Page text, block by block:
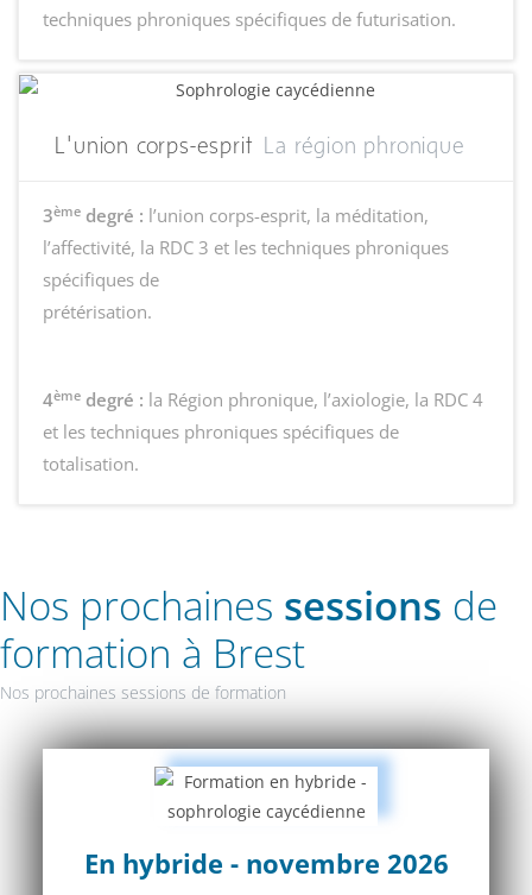
techniques phroniques spécifiques de futurisation.
L'union corps-esprit La région phronique
3ème degré : l’union corps-esprit, la méditation,
l’affectivité, la RDC 3 et les techniques phroniques
spécifiques de
prétérisation.
4ème degré : la Région phronique, l’axiologie, la RDC 4
et les techniques phroniques spécifiques de
totalisation.
Nos prochaines sessions de
formation à Brest
Nos prochaines sessions de formation
En hybride - novembre 2026